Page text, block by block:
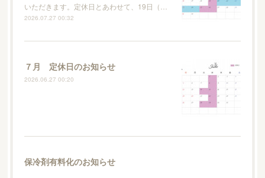
いただきます。定休日とあわせて、19日（…
2026.07.27 00:32
７月 定休日のお知らせ
2026.06.27 00:20
保冷剤有料化のお知らせ